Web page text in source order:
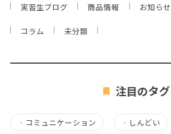
実習生ブログ 商品情報 お知らせ
コラム 未分類
注目のタグ
・ コミュニケーション ・ しんどい